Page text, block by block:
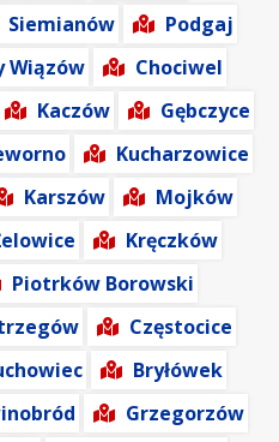
Siemianów
Podgaj
Wiązów
Chociwel
Kaczów
Gębczyce
Kucharzowice
Karszów
Mojków
Kręczków
Piotrków Borowski
Częstocice
Bryłówek
Grzegorzów